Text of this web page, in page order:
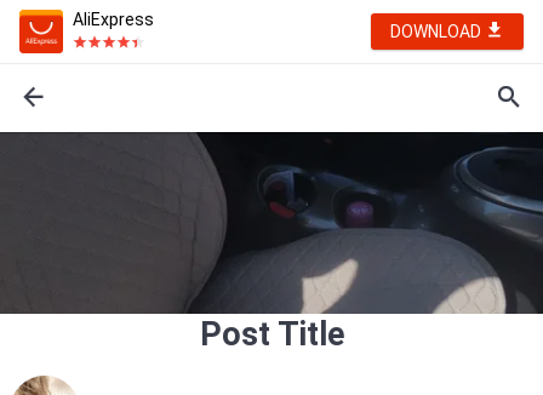
AliExpress
DOWNLOAD
Post Title